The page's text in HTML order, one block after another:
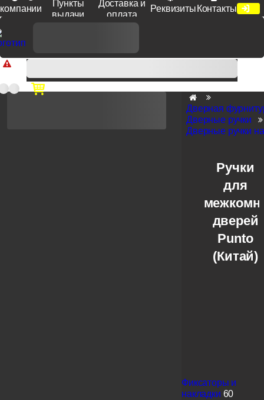
компании
Пункты
выдачи
Доставка и
оплата
Реквизиты Контакты
Доп. скидка от цен на сайте 7% при заказе от 50 тыс. руб
продукции Venezia, Fratelli, Tupai, Extreza, Melodia, Forme при
оплате по счету.
Дверная
Дверные ручки
Дверные ручки на
Ручки
для
дверей
Punto
(Китай)
Фиксаторы и
накладки 60